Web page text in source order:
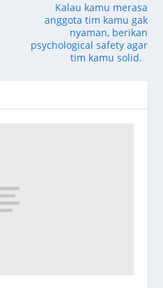
Kalau kamu merasa
anggota tim kamu gak
nyaman, berikan
psychological safety agar
tim kamu solid.